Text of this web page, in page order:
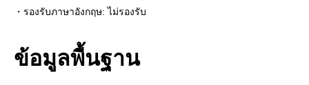
・รองรับภาษาอังกฤษ: ไม่รองรับ
ข้อมูลพื้นฐาน